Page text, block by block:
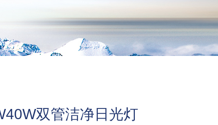
双管洁净日光灯